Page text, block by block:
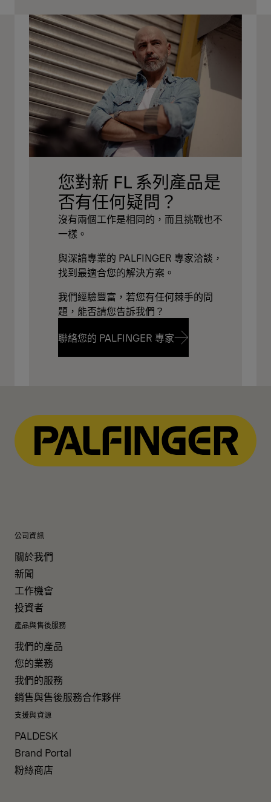
您對新 FL 系列產品是
否有任何疑問？
沒有兩個工作是相同的，而且挑戰也不
一樣。
與深諳專業的 PALFINGER 專家洽談，
找到最適合您的解決方案。
我們經驗豐富，若您有任何棘手的問
題，能否請您告訴我們？
聯絡您的 PALFINGER 專家
公司資訊
關於我們
新聞
工作機會
投資者
產品與售後服務
我們的產品
您的業務
我們的服務
銷售與售後服務合作夥伴
支援與資源
PALDESK
Brand Portal
粉絲商店